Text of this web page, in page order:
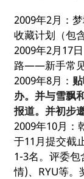
2009年2月：
收藏计划（包
2009年2月17
路——新手常见
2009年8月：
办。并与雪飘
报道。并初步
2009年10月：
于11月提交截
1-3名。评委
情)、RYU等。